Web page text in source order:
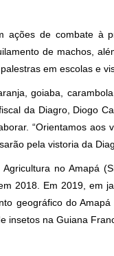
ações de combate à
de machos,
em escolas e
goiaba,
da Diagro, Diogo
“Orientamos aos
pela vistoria da
no Amapá
2018. Em 2019, em
geográfico do
insetos na Guiana